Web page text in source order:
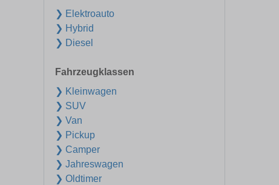
❯ Elektroauto
❯ Hybrid
❯ Diesel
Fahrzeugklassen
❯ Kleinwagen
❯ SUV
❯ Van
❯ Pickup
❯ Camper
❯ Jahreswagen
❯ Oldtimer